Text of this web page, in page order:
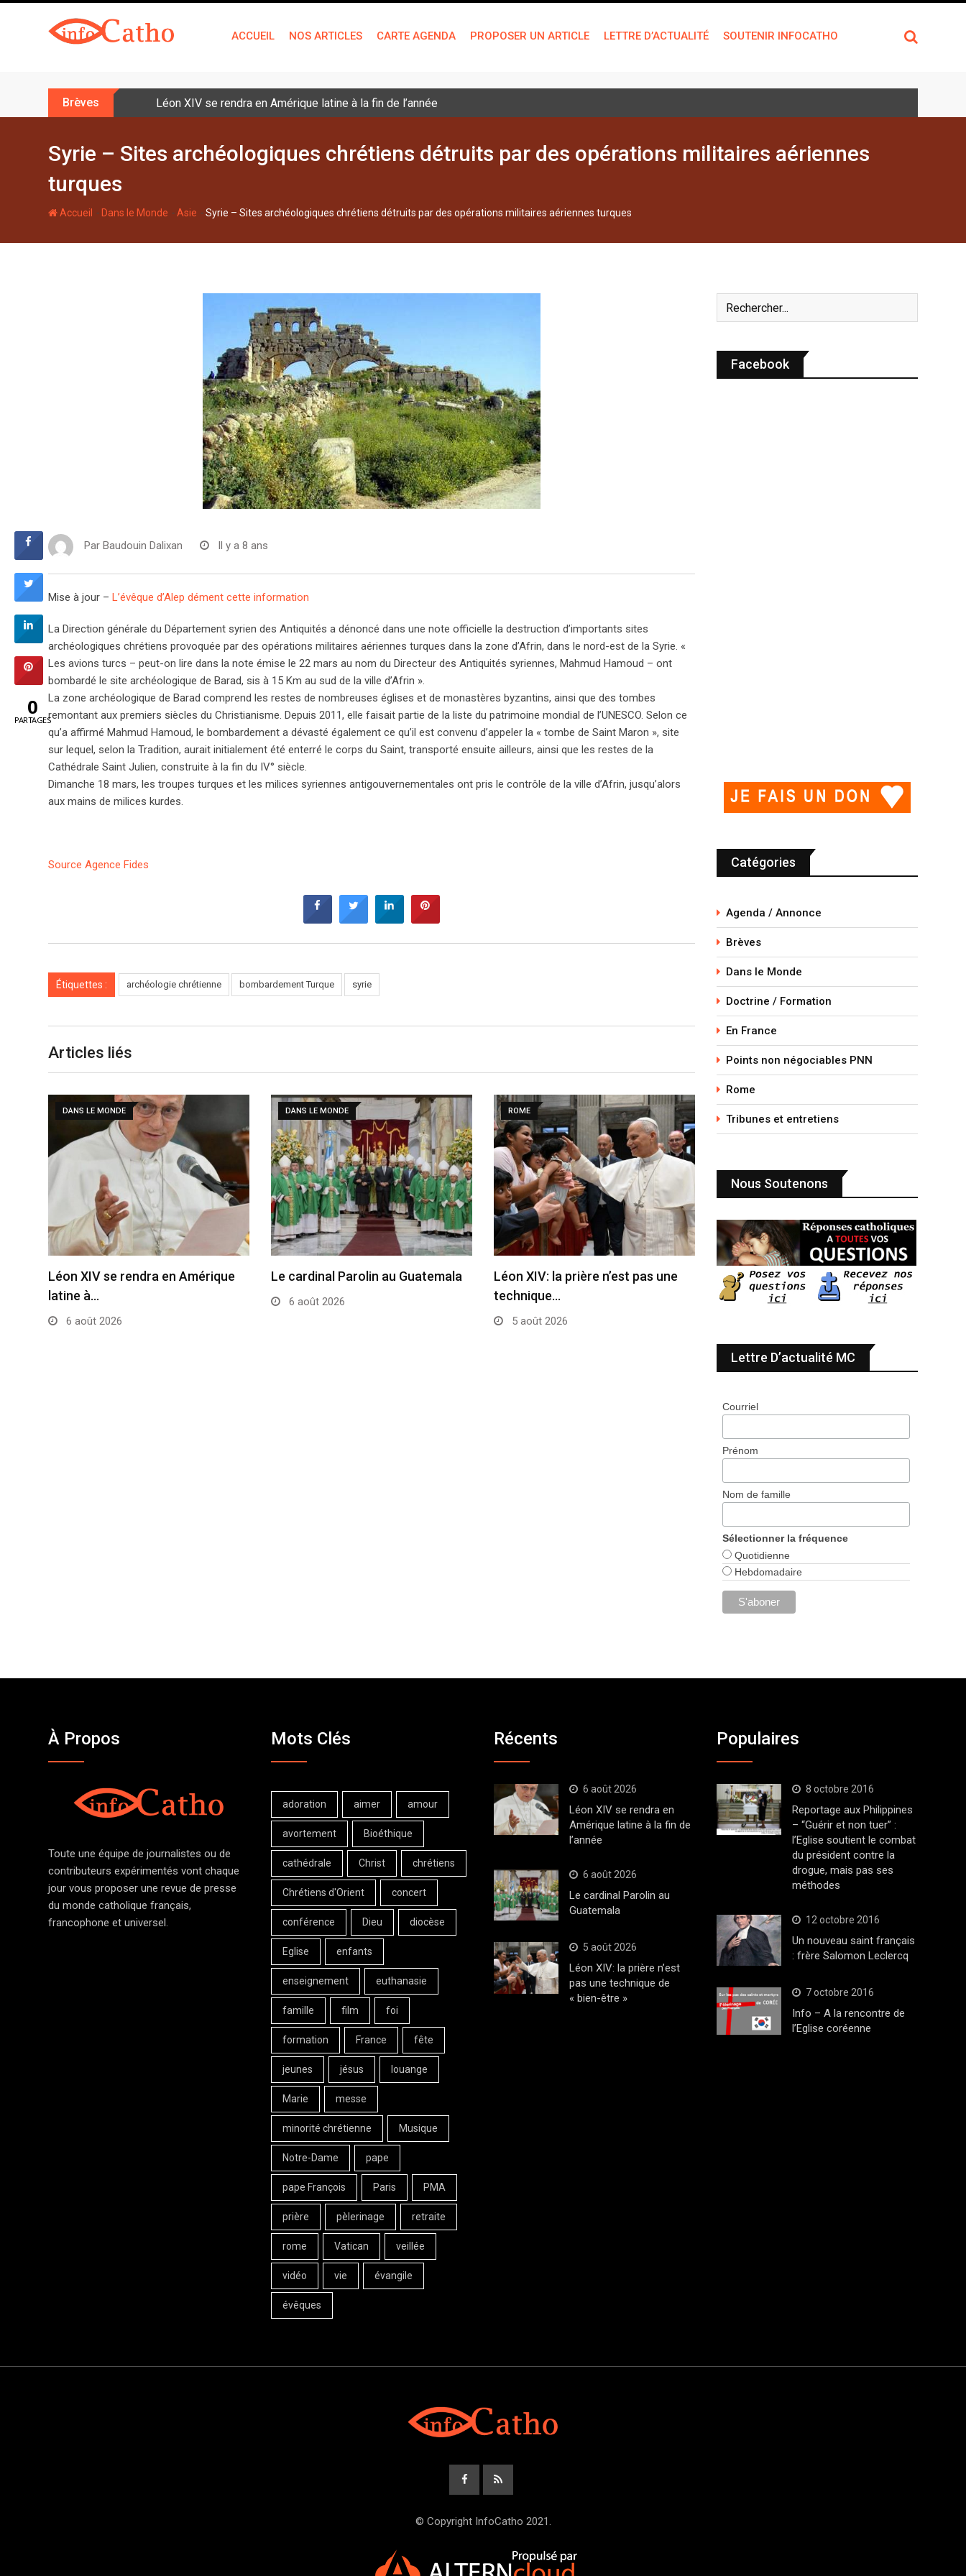
ACCUEIL NOS ARTICLES CARTE AGENDA PROPOSER UN ARTICLE LETTRE D’ACTUALITÉ SOUTENIR INFOCATHO
Brèves Léon XIV se rendra en Amérique latine à la fin de l’année
Syrie – Sites archéologiques chrétiens détruits par des opérations militaires aériennes
turques
Accueil - Dans le Monde -Asie -Syrie – Sites archéologiques chrétiens détruits par des opérations militaires aériennes turques
Par Baudouin Dalixan Il y a 8 ans
Mise à jour – L’évêque d’Alep dément cette information
La Direction générale du Département syrien des Antiquités a dénoncé dans une note officielle la destruction d’importants sites
archéologiques chrétiens provoquée par des opérations militaires aériennes turques dans la zone d’Afrin, dans le nord-est de la Syrie. «
Les avions turcs – peut-on lire dans la note émise le 22 mars au nom du Directeur des Antiquités syriennes, Mahmud Hamoud – ont
bombardé le site archéologique de Barad, sis à 15 Km au sud de la ville d’Afrin ».
La zone archéologique de Barad comprend les restes de nombreuses églises et de monastères byzantins, ainsi que des tombes
remontant aux premiers siècles du Christianisme. Depuis 2011, elle faisait partie de la liste du patrimoine mondial de l’UNESCO. Selon ce
qu’a affirmé Mahmud Hamoud, le bombardement a dévasté également ce qu’il est convenu d’appeler la « tombe de Saint Maron », site
sur lequel, selon la Tradition, aurait initialement été enterré le corps du Saint, transporté ensuite ailleurs, ainsi que les restes de la
Cathédrale Saint Julien, construite à la fin du IV° siècle.
Dimanche 18 mars, les troupes turques et les milices syriennes antigouvernementales ont pris le contrôle de la ville d’Afrin, jusqu’alors
aux mains de milices kurdes.
Source Agence Fides
Étiquettes : archéologie chrétienne bombardement Turque syrie
Articles liés
DANS LE MONDE
Léon XIV se rendra en Amérique
latine à…
6 août 2026
DANS LE MONDE
Le cardinal Parolin au Guatemala
6 août 2026
ROME
Léon XIV: la prière n’est pas une
technique…
5 août 2026
Facebook
Catégories
Agenda / Annonce
Brèves
Dans le Monde
Doctrine / Formation
En France
Points non négociables PNN
Rome
Tribunes et entretiens
Nous Soutenons
Lettre D’actualité MC
Courriel
Prénom
Nom de famille
Sélectionner la fréquence
Quotidienne
Hebdomadaire
À Propos
Toute une équipe de journalistes ou de
contributeurs expérimentés vont chaque
jour vous proposer une revue de presse
du monde catholique français,
francophone et universel.
Mots Clés
adoration aimer amour
avortement Bioéthique
cathédrale Christ chrétiens
Chrétiens d'Orient concert
conférence Dieu diocèse
Eglise enfants
enseignement euthanasie
famille film foi
formation France fête
jeunes jésus louange
Marie messe
minorité chrétienne Musique
Notre-Dame pape
pape François Paris PMA
prière pèlerinage retraite
rome Vatican veillée
vidéo vie évangile
évêques
Récents
6 août 2026
Léon XIV se rendra en
Amérique latine à la fin de
l’année
6 août 2026
Le cardinal Parolin au
Guatemala
5 août 2026
Léon XIV: la prière n’est
pas une technique de
« bien-être »
Populaires
8 octobre 2016
Reportage aux Philippines
– “Guérir et non tuer” :
l’Eglise soutient le combat
du président contre la
drogue, mais pas ses
méthodes
12 octobre 2016
Un nouveau saint français
: frère Salomon Leclercq
7 octobre 2016
Info – A la rencontre de
l’Eglise coréenne
© Copyright InfoCatho 2021.
0
PARTAGES